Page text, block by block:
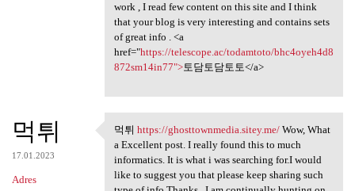
work , I read few content on this site and I think
that your blog is very interesting and contains sets
of great info . <a
href="https://telescope.ac/todamtoto/bhc4oyeh4d8
872sm14in77">토담토담토토</a>
먹튀
17.01.2023
Adres
먹튀 https://ghosttownmedia
먹튀 https://ghosttownmedia.sitey.me/Wow, What
a Excellent post. I really found this to much
informatics. It is what i was searching for.I would
like to suggest you that please keep sharing such